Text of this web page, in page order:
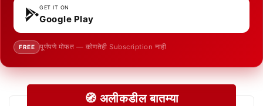
GET IT ON
Google Play
FREE पूर्णपणे मोफत — कोणतेही Subscription नाही
🧭 अलीकडील बातम्या